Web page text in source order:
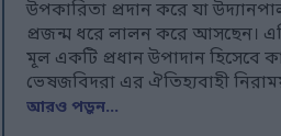
উপকারিতা প্রদান করে যা
প্রজন্ম ধরে লালন করে আসছেন।
মূল একটি প্রধান উপাদান হিসেবে
ভেষজবিদরা এর ঐতিহ্যবাহী
আরও পড়ুন...